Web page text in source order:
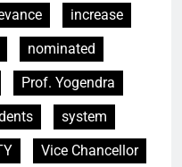
increase
nominated
Prof. Yogendra
system
Vice Chancellor